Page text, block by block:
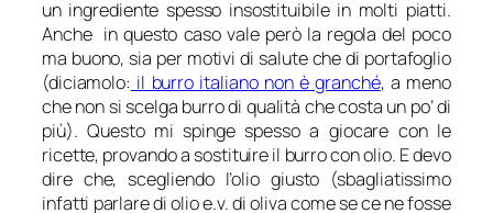
un ingrediente spesso insostituibile in molti piatti.
Anche in questo caso vale però la regola del poco
ma buono, sia per motivi di salute che di portafoglio
(diciamolo: il burro italiano non è granché, a meno
che non si scelga burro di qualità che costa un po’ di
più). Questo mi spinge spesso a giocare con le
ricette, provando a sostituire il burro con olio. E devo
dire che, scegliendo l’olio giusto (sbagliatissimo
infatti parlare di olio e.v. di oliva come se ce ne fosse